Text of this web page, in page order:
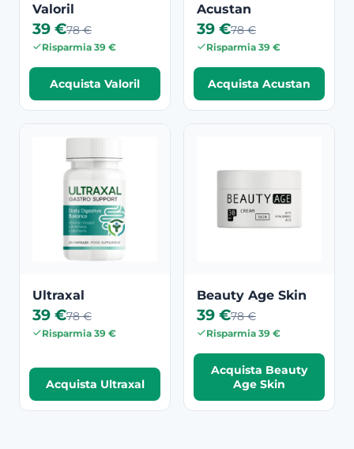
Valoril
39 €78 €
Risparmia 39 €
Acquista Valoril
Acustan
39 €78 €
Risparmia 39 €
Acquista Acustan
Ultraxal
39 €78 €
Risparmia 39 €
Acquista Ultraxal
Beauty Age Skin
39 €78 €
Risparmia 39 €
Acquista Beauty
Age Skin